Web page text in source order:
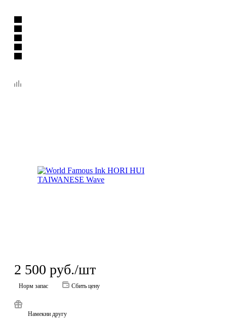
2 500 руб./шт
Норм запас Сбить цену
Намекни другу